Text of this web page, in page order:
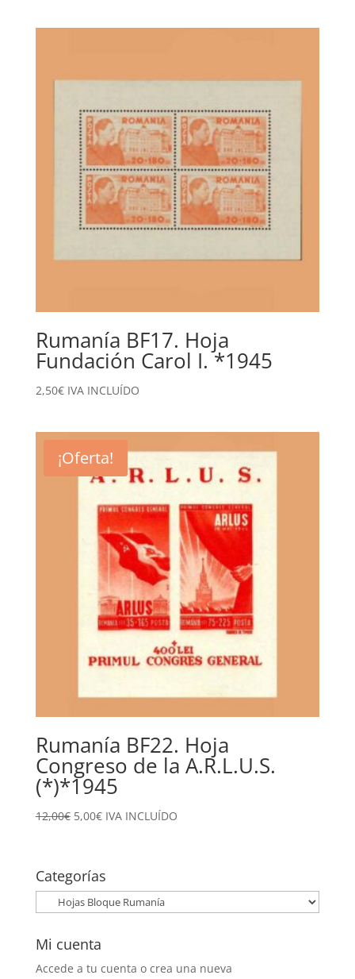
Rumanía BF17. Hoja
Fundación Carol I. *1945
2,50€ IVA INCLUÍDO
¡Oferta!
Rumanía BF22. Hoja
Congreso de la A.R.L.U.S.
(*)*1945
12,00€ El
era:
12,00€.
5,00€El
5,00€.
IVA INCLUÍDO
Categorías
Mi cuenta
Accede a tu cuenta o crea una nueva